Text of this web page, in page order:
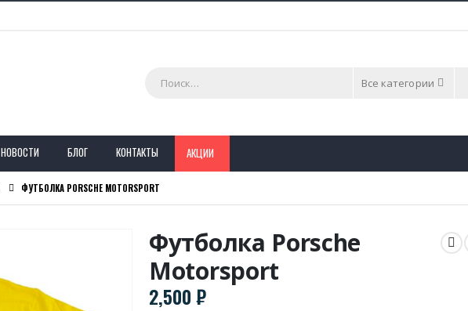
Все категории
НОВОСТИ БЛОГ КОНТАКТЫ АКЦИИ
ФУТБОЛКА PORSCHE MOTORSPORT
Футболка Porsche
Motorsport
2,500₽